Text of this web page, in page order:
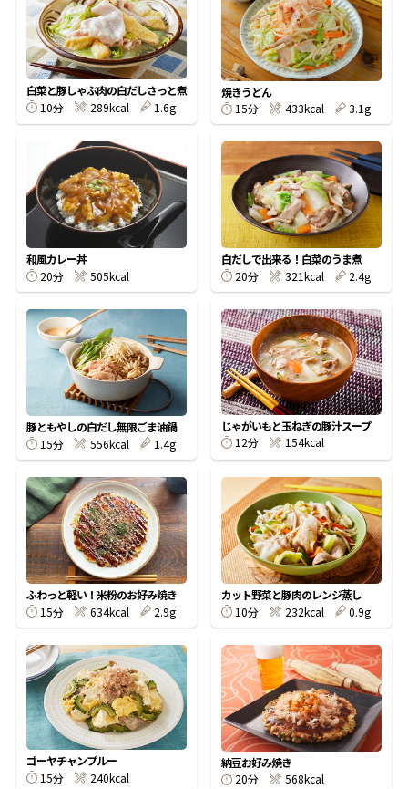
楽チン屋® ストレートつゆ
新鮮一番 『氷熟®』
『踊り節』
鰹節屋の
だしパック
レシピ特設サイト
割烹白だしレシピ特集
だし巻き卵特集
かつおだしが決め手！簡単茶碗蒸し
白菜と豚しゃぶ肉の白だしさっと煮
10分
289kcal 1.6g
焼きうどん
15分
433kcal 3.1g
和風カレー丼
20分
505kcal
白だしで出来る！白菜のうま煮
20分
321kcal 2.4g
豚ともやしの白だし無限ごま油鍋
15分
556kcal 1.4g
じゃがいもと玉ねぎの豚汁スープ
12分
154kcal
ふわっと軽い！米粉のお好み焼き
15分
634kcal 2.9g
カット野菜と豚肉のレンジ蒸し
10分
232kcal 0.9g
ゴーヤチャンプルー
15分
240kcal
納豆お好み焼き
20分
568kcal